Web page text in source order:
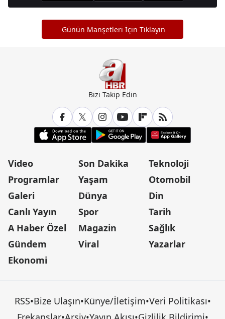
Günün Manşetleri İçin Tıklayın
Bizi Takip Edin
Video
Programlar
Galeri
Canlı Yayın
A Haber Özel
Gündem
Ekonomi
Son Dakika
Yaşam
Dünya
Spor
Magazin
Viral
Teknoloji
Otomobil
Din
Tarih
Sağlık
Yazarlar
RSS•Bize Ulaşın•Künye/İletişim•Veri Politikası•